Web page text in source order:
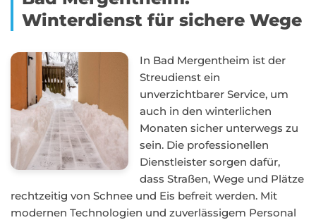
Winterdienst für sichere Wege
In Bad Mergentheim ist der
Streudienst ein
unverzichtbarer Service, um
auch in den winterlichen
Monaten sicher unterwegs zu
sein. Die professionellen
Dienstleister sorgen dafür,
dass Straßen, Wege und Plätze
rechtzeitig von Schnee und Eis befreit werden. Mit
modernen Technologien und zuverlässigem Personal